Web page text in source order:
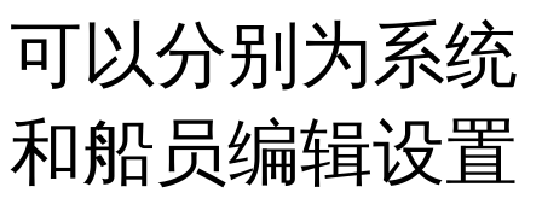
可以分别为系统
和船员编辑设置